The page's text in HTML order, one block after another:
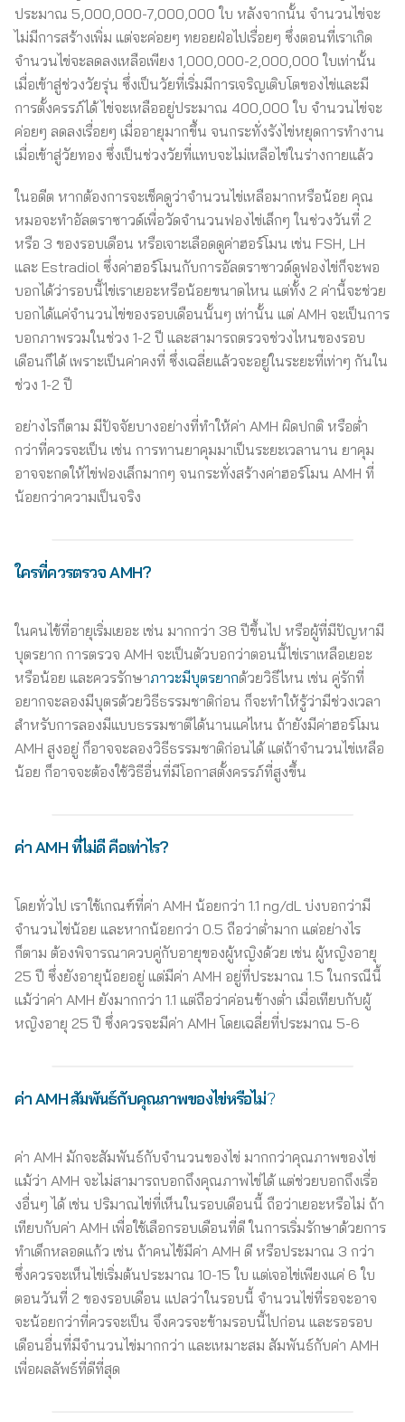
ประมาณ 5,000,000-7,000,000 ใบ หลังจากนั้น จำนวนไข่จะ
ไม่มีการสร้างเพิ่ม แต่จะค่อยๆ ทยอยฝ่อไปเรื่อยๆ ซึ่งตอนที่เราเกิด
จำนวนไข่จะลดลงเหลือเพียง 1,000,000-2,000,000 ใบเท่านั้น
เมื่อเข้าสู่ช่วงวัยรุ่น ซึ่งเป็นวัยที่เริ่มมีการเจริญเติบโตของไข่และมี
การตั้งครรภ์ได้ ไข่จะเหลืออยู่ประมาณ 400,000 ใบ จำนวนไข่จะ
ค่อยๆ ลดลงเรื่อยๆ เมื่ออายุมากขึ้น จนกระทั่งรังไข่หยุดการทำงาน
เมื่อเข้าสู่วัยทอง ซึ่งเป็นช่วงวัยที่แทบจะไม่เหลือไข่ในร่างกายแล้ว
ในอดีต หากต้องการจะเช็คดูว่าจำนวนไข่เหลือมากหรือน้อย คุณ
หมอจะทำอัลตราซาวด์เพื่อวัดจำนวนฟองไข่เล็กๆ ในช่วงวันที่ 2
หรือ 3 ของรอบเดือน หรือเจาะเลือดดูค่าฮอร์โมน เช่น FSH, LH
และ Estradiol ซึ่งค่าฮอร์โมนกับการอัลตราซาวด์ดูฟองไข่ก็จะพอ
บอกได้ว่ารอบนี้ไข่เราเยอะหรือน้อยขนาดไหน แต่ทั้ง 2 ค่านี้จะช่วย
บอกได้แค่จำนวนไข่ของรอบเดือนนั้นๆ เท่านั้น แต่ AMH จะเป็นการ
บอกภาพรวมในช่วง 1-2 ปี และสามารถตรวจช่วงไหนของรอบ
เดือนก็ได้ เพราะเป็นค่าคงที่ ซึ่งเฉลี่ยแล้วจะอยู่ในระยะที่เท่าๆ กันใน
ช่วง 1-2 ปี
อย่างไรก็ตาม มีปัจจัยบางอย่างที่ทำให้ค่า AMH ผิดปกติ หรือต่ำ
กว่าที่ควรจะเป็น เช่น การทานยาคุมมาเป็นระยะเวลานาน ยาคุม
อาจจะกดให้ไข่ฟองเล็กมากๆ จนกระทั่งสร้างค่าฮอร์โมน AMH ที่
น้อยกว่าความเป็นจริง
ใครที่ควรตรวจ AMH?
ในคนไข้ที่อายุเริ่มเยอะ เช่น มากกว่า 38 ปีขึ้นไป หรือผู้ที่มีปัญหามี
บุตรยาก การตรวจ AMH จะเป็นตัวบอกว่าตอนนี้ไข่เราเหลือเยอะ
หรือน้อย และควรรักษาภาวะมีบุตรยากด้วยวิธีไหน เช่น คู่รักที่
อยากจะลองมีบุตรด้วยวิธีธรรมชาติก่อน ก็จะทำให้รู้ว่ามีช่วงเวลา
สำหรับการลองมีแบบธรรมชาติได้นานแค่ไหน ถ้ายังมีค่าฮอร์โมน
AMH สูงอยู่ ก็อาจจะลองวิธีธรรมชาติก่อนได้ แต่ถ้าจำนวนไข่เหลือ
น้อย ก็อาจจะต้องใช้วิธีอื่นที่มีโอกาสตั้งครรภ์ที่สูงขึ้น
ค่า AMH ที่ไม่ดี คือเท่าไร?
โดยทั่วไป เราใช้เกณฑ์ที่ค่า AMH น้อยกว่า 1.1 ng/dL บ่งบอกว่ามี
จำนวนไข่น้อย และหากน้อยกว่า 0.5 ถือว่าต่ำมาก แต่อย่างไร
ก็ตาม ต้องพิจารณาควบคู่กับอายุของผู้หญิงด้วย เช่น ผู้หญิงอายุ
25 ปี ซึ่งยังอายุน้อยอยู่ แต่มีค่า AMH อยู่ที่ประมาณ 1.5 ในกรณีนี้
แม้ว่าค่า AMH ยังมากกว่า 1.1 แต่ถือว่าค่อนข้างต่ำ เมื่อเทียบกับผู้
หญิงอายุ 25 ปี ซึ่งควรจะมีค่า AMH โดยเฉลี่ยที่ประมาณ 5-6
ค่า AMHสัมพันธ์กับคุณภาพของไข่หรือไม่?
ค่า AMH มักจะสัมพันธ์กับจำนวนของไข่ มากกว่าคุณภาพของไข่
แม้ว่า AMH จะไม่สามารถบอกถึงคุณภาพไข่ได้ แต่ช่วยบอกถึงเรื่อ
งอื่นๆ ได้ เช่น ปริมาณไข่ที่เห็นในรอบเดือนนี้ ถือว่าเยอะหรือไม่ ถ้า
เทียบกับค่า AMH เพื่อใช้เลือกรอบเดือนที่ดี ในการเริ่มรักษาด้วยการ
ทำเด็กหลอดแก้ว เช่น ถ้าคนไข้มีค่า AMH ดี หรือประมาณ 3 กว่า
ซึ่งควรจะเห็นไข่เริ่มต้นประมาณ 10-15 ใบ แต่เจอไข่เพียงแค่ 6 ใบ
ตอนวันที่ 2 ของรอบเดือน แปลว่าในรอบนี้ จำนวนไข่ที่รอจะอาจ
จะน้อยกว่าที่ควรจะเป็น จึงควรจะข้ามรอบนี้ไปก่อน และรอรอบ
เดือนอื่นที่มีจำนวนไข่มากกว่า และเหมาะสม สัมพันธ์กับค่า AMH
เพื่อผลลัพธ์ที่ดีที่สุด